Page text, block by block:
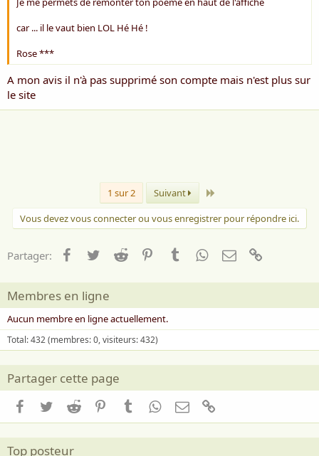
car ... il le vaut bien LOL Hé Hé !
Rose ***
A mon avis il n'à pas supprimé son compte mais n'est plus sur
le site
1 sur 2 Suivant
Vous devez vous connecter ou vous enregistrer pour répondre ici.
Partager: Facebook
TwitterReddit PinterestTumblrWhatsApp
Email
Membres en ligne
Aucun membre en ligne actuellement.
Total: 432 (membres: 0, visiteurs: 432)
Partager cette page
Facebook
TwitterReddit PinterestTumblrWhatsApp
Email
Top posteur